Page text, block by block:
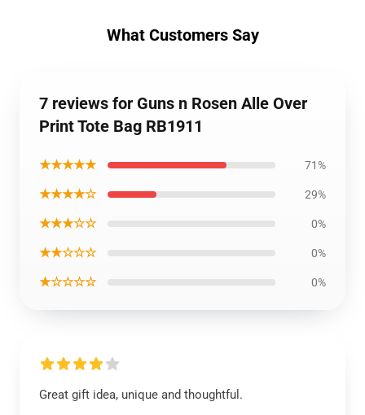
What Customers Say
7 reviews for Guns n Rosen Alle Over
Print Tote Bag RB1911
★★★★★ 71%
★★★★☆ 29%
★★★☆☆ 0%
★★☆☆☆ 0%
★☆☆☆☆ 0%
Great gift idea, unique and thoughtful.